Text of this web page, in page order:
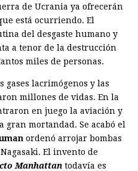
de Ucrania ya ofrecerán
está ocurriendo. El
del desgaste humano y
a tenor de la destrucción
miles de personas.
gases lacrimógenos y las
millones de vidas. En la
en juego la aviación y
mortandad. Se acabó el
ordenó arrojar bombas
El invento de
Manhattan todavía es